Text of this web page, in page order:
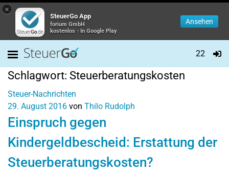
×
SteuerGo App
forium GmbH
kostenlos - In Google Play
Ansehen
22
Schlagwort: Steuerberatungskosten
Steuer-Nachrichten
29. August 2016 von Thilo Rudolph
Einspruch gegen
Kindergeldbescheid: Erstattung der
Steuerberatungskosten?